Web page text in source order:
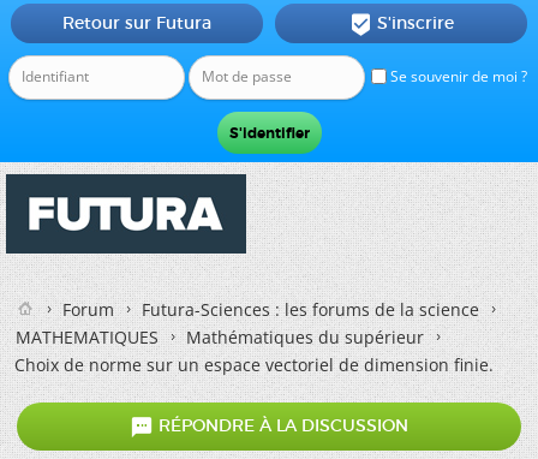
Se souvenir de moi ?
Retour sur Futura  S'inscrire
Forum
Futura-Sciences : les forums de la science
MATHEMATIQUES
Mathématiques du supérieur
Choix de norme sur un espace vectoriel de dimension finie.
 RÉPONDRE À LA DISCUSSION